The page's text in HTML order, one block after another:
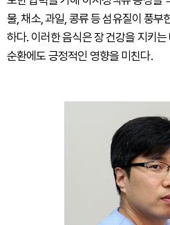
물, 채소, 과일, 콩류 등 섬유질이 풍부
하다. 이러한 음식은 장 건강을 지키
순환에도 긍정적인 영향을 미친다.